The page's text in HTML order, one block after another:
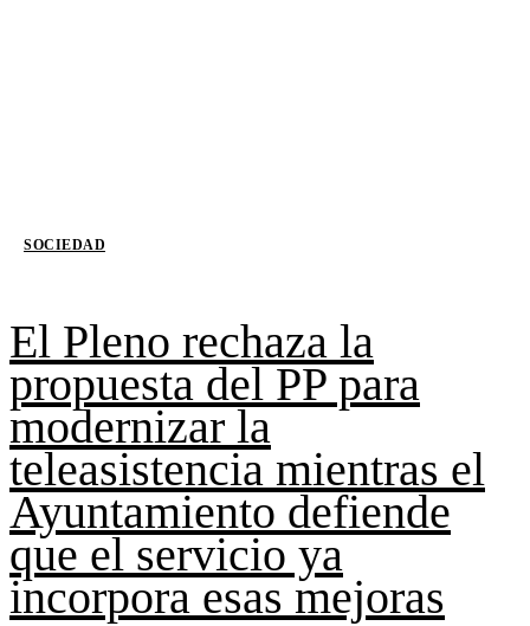
SOCIEDAD
El Pleno rechaza la
propuesta del PP para
modernizar la
teleasistencia mientras el
Ayuntamiento defiende
que el servicio ya
incorpora esas mejoras